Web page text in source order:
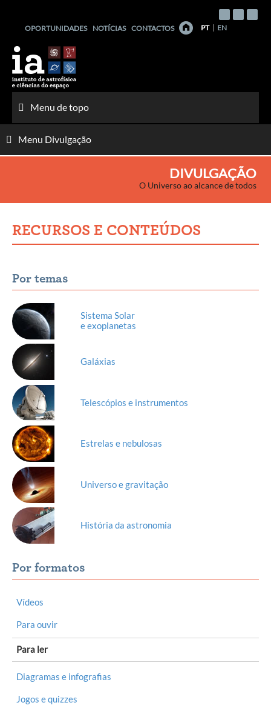
conteúdo
OPORTUNIDADES NOTÍCIAS CONTACTOS PT EN
Menu de topo
Menu Divulgação
DIVULGAÇÃO
O Universo ao alcance de todos
RECURSOS E CONTEÚDOS
Por temas
Sistema Solar
e exoplanetas
Galáxias
Telescópios e instrumentos
Estrelas e nebulosas
Universo e gravitação
História da astronomia
Por formatos
Vídeos
Para ouvir
Para ler
Diagramas e infografias
Jogos e quizzes